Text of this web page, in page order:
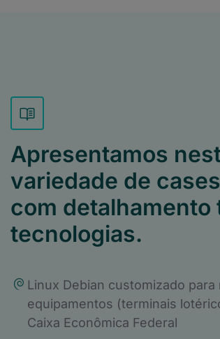
Apresentamos
variedade de
com
tecnologias.
Linux Debian customizado para
equipamentos (terminais
Caixa Econômica Federal